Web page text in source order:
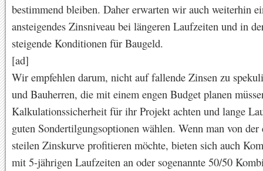
bestimmend bleiben. Daher erwarten wir auch weiterhin
ansteigendes Zinsniveau bei längeren Laufzeiten und in
steigende Konditionen für Baugeld.
[ad]
Wir empfehlen darum, nicht auf fallende Zinsen zu
und Bauherren, die mit einem engen Budget planen
Kalkulationssicherheit für ihr Projekt achten und lange
guten Sondertilgungsoptionen wählen. Wenn man von der
steilen Zinskurve profitieren möchte, bieten sich auch
mit 5-jährigen Laufzeiten an oder sogenannte 50/50